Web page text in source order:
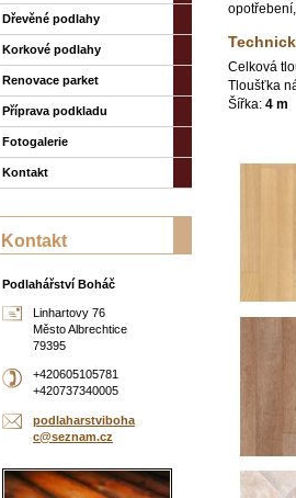
Celková
Tloušťka
Šířka: 4 m
Dřevěné podlahy
Korkové podlahy
Renovace parket
Příprava podkladu
Fotogalerie
Kontakt
Kontakt
Podlahářství Boháč
Linhartovy 76
Město Albrechtice
79395
+420605105781
+420737340005
podlaharstviboha
c@seznam.cz